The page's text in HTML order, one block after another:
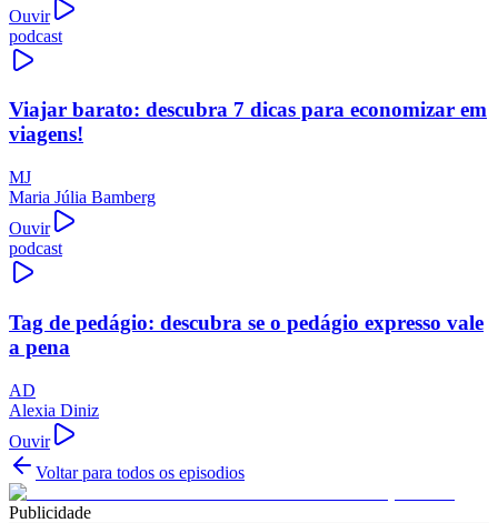
Ouvir
podcast
Viajar barato: descubra 7 dicas para economizar em
viagens!
MJ
Maria Júlia Bamberg
Ouvir
podcast
Tag de pedágio: descubra se o pedágio expresso vale
a pena
AD
Alexia Diniz
Ouvir
Voltar para todos os episodios
Publicidade